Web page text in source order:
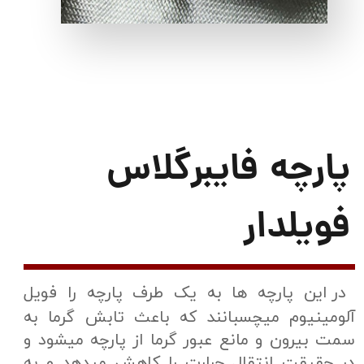
پارچه فایبرگلاس
فویلدار
در این پارچه ها به یک طرف پارچه را فویل
آلومینیوم میچسبانند که باعث تابش گرما به
سمت بیرون و مانع عبور گرما از پارچه میشود و